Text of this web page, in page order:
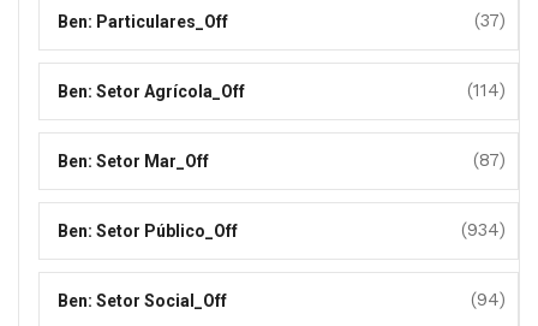
Ben: Particulares_Off (37)
Ben: Setor Agrícola_Off (114)
Ben: Setor Mar_Off (87)
Ben: Setor Público_Off (934)
Ben: Setor Social_Off (94)